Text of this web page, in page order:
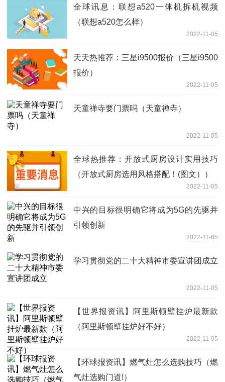
全球讯息：联想a520一体机拆机视频
（联想a520怎么样）
2022-11-05
天天热推荐：三星i9500报价（三星i9500
报价）
2022-11-05
天童禅寺要门票吗（天童禅寺）
2022-11-05
全球热推荐：开放式厨房设计实用技巧
（开放式厨房选用风格搭配！(图文））
2022-11-05
中兴的目标很明确它将成为5G的先驱并
引领创新
2022-11-05
学习贯彻党的二十大精神市委宣讲团成立
2022-11-05
【世界报资讯】阿里斯顿壁挂炉最新款
（阿里斯顿壁挂炉好不好）
2022-11-05
【环球报资讯】燃气灶怎么选购技巧（燃
气灶选购门道!）